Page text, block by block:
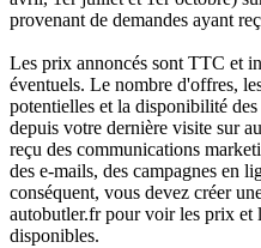
provenant de demandes ayant
Les prix annoncés sont TTC et
éventuels. Le nombre d'offres,
potentielles et la disponibilité
depuis votre dernière visite sur
reçu des communications
des e-mails, des campagnes en
conséquent, vous devez créer
autobutler.fr pour voir les prix et
disponibles.